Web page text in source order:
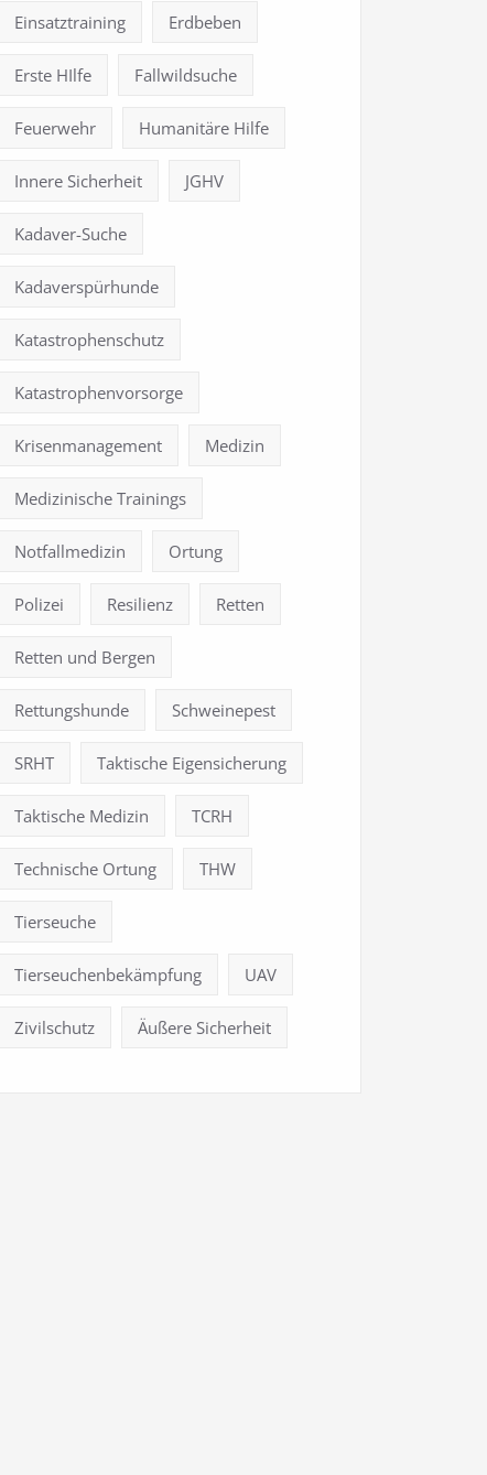
Einsatztraining Erdbeben
Erste HIlfe Fallwildsuche
Feuerwehr Humanitäre Hilfe
Innere Sicherheit JGHV
Kadaver-Suche
Kadaverspürhunde
Katastrophenschutz
Katastrophenvorsorge
Krisenmanagement Medizin
Medizinische Trainings
Notfallmedizin Ortung
Polizei Resilienz Retten
Retten und Bergen
Rettungshunde Schweinepest
SRHT Taktische Eigensicherung
Taktische Medizin TCRH
Technische Ortung THW
Tierseuche
Tierseuchenbekämpfung UAV
Zivilschutz Äußere Sicherheit